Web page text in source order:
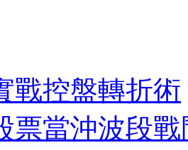
戰控盤轉折術
票當沖波段戰